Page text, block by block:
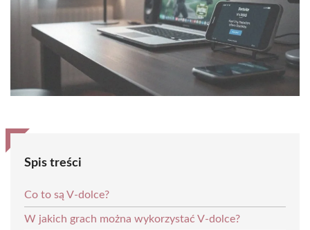
Spis treści
Co to są V-dolce?
W jakich grach można wykorzystać V-dolce?